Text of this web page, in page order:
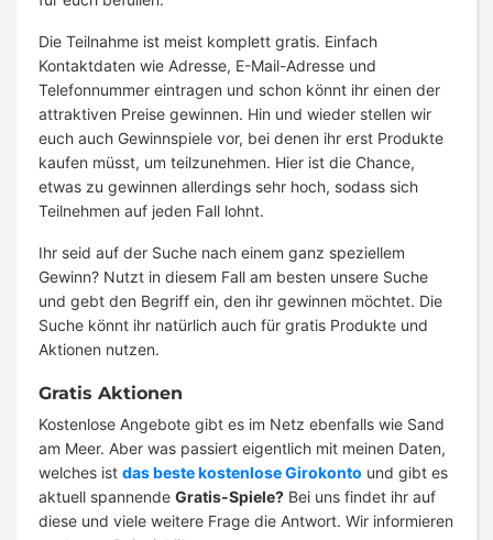
Die Teilnahme ist meist komplett gratis. Einfach
Kontaktdaten wie Adresse, E-Mail-Adresse und
Telefonnummer eintragen und schon könnt ihr einen der
attraktiven Preise gewinnen. Hin und wieder stellen wir
euch auch Gewinnspiele vor, bei denen ihr erst Produkte
kaufen müsst, um teilzunehmen. Hier ist die Chance,
etwas zu gewinnen allerdings sehr hoch, sodass sich
Teilnehmen auf jeden Fall lohnt.
Ihr seid auf der Suche nach einem ganz speziellem
Gewinn? Nutzt in diesem Fall am besten unsere Suche
und gebt den Begriff ein, den ihr gewinnen möchtet. Die
Suche könnt ihr natürlich auch für gratis Produkte und
Aktionen nutzen.
Gratis Aktionen
Kostenlose Angebote gibt es im Netz ebenfalls wie Sand
am Meer. Aber was passiert eigentlich mit meinen Daten,
welches ist das beste kostenlose Girokonto und gibt es
aktuell spannende Gratis-Spiele? Bei uns findet ihr auf
diese und viele weitere Frage die Antwort. Wir informieren